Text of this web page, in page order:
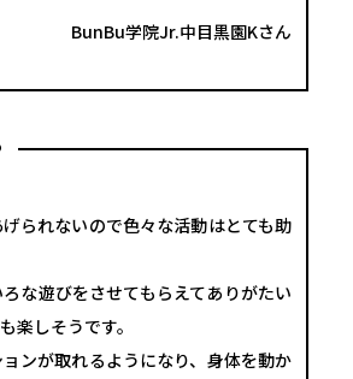
BunBu学院Jr.中目黒園Kさん
られないので色々な活動はとても助
な遊びをさせてもらえてありがたい
楽しそうです。
ンが取れるようになり、身体を動か